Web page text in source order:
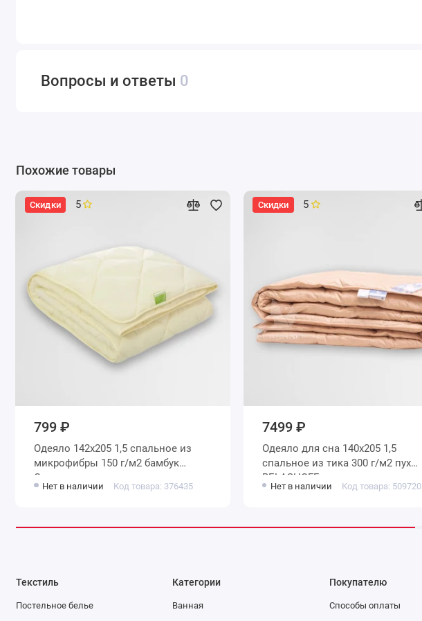
Вопросы и ответы 0
Похожие товары
Скидки 5
799 ₽
Одеяло 142х205 1,5 спальное из
микрофибры 150 г/м2 бамбук
Столица текстиля
Нет в наличии Код товара: 376435
Скидки 5
7499 ₽
Одеяло для сна 140х205 1,5
спальное из тика 300 г/м2 пух
BELASHOFF
Нет в наличии Код товара: 509720
Текстиль
Постельное белье
Категории
Ванная
Покупателю
Способы оплаты